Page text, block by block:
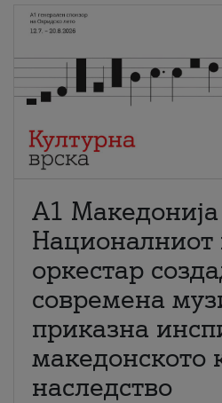
А1
Националниот
оркестар
современа
приказна
македонското
наследство